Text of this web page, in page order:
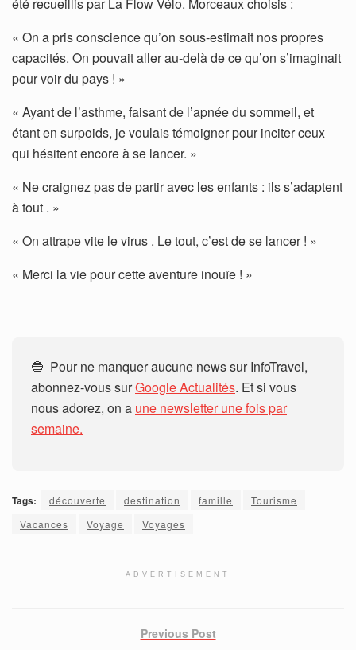
« On a pris conscience qu’on sous-estimait nos propres
capacités. On pouvait aller au-delà de ce qu’on s’imaginait
pour voir du pays ! »
« Ayant de l’asthme, faisant de l’apnée du sommeil, et
étant en surpoids, je voulais témoigner pour inciter ceux
qui hésitent encore à se lancer. »
« Ne craignez pas de partir avec les enfants : ils s’adaptent
à tout . »
« On attrape vite le virus . Le tout, c’est de se lancer ! »
« Merci la vie pour cette aventure inouïe ! »
🔵 Pour ne manquer aucune news sur InfoTravel,
abonnez-vous surGoogle Actualités. Et si vous
nous adorez, on a une newsletter une fois par
semaine.
Tags: découverte destination famille
Tourisme
Vacances
Voyage Voyages
ADVERTISEMENT
Previous Post